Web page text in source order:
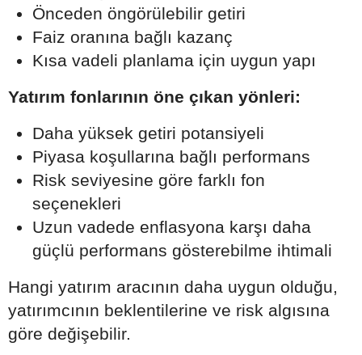
Önceden öngörülebilir getiri
Faiz oranına bağlı kazanç
Kısa vadeli planlama için uygun yapı
Yatırım fonlarının öne çıkan yönleri:
Daha yüksek getiri potansiyeli
Piyasa koşullarına bağlı performans
Risk seviyesine göre farklı fon
seçenekleri
Uzun vadede enflasyona karşı daha
güçlü performans gösterebilme ihtimali
Hangi yatırım aracının daha uygun olduğu,
yatırımcının beklentilerine ve risk algısına
göre değişebilir.